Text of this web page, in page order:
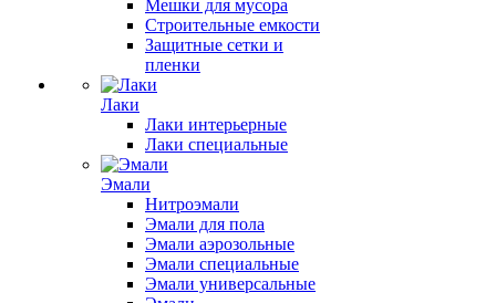
Мешки для мусора
Строительные емкости
Защитные сетки и
пленки
Лаки
Лаки интерьерные
Лаки специальные
Эмали
Нитроэмали
Эмали для пола
Эмали аэрозольные
Эмали специальные
Эмали универсальные